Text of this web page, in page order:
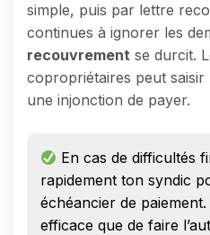
simple, puis par lettre
continues à ignorer les
recouvrement se durcit.
copropriétaires peut
une injonction de payer.
En cas de difficultés
rapidement ton syndic
échéancier de
efficace que de faire